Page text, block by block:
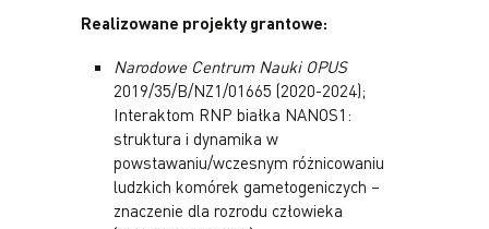
Realizowane projekty grantowe:
Narodowe Centrum Nauki OPUS
2019/35/B/NZ1/01665 (2020-2024);
Interaktom RNP białka NANOS1:
struktura i dynamika w
powstawaniu/wczesnym różnicowaniu
ludzkich komórek gametogeniczych –
znaczenie dla rozrodu człowieka